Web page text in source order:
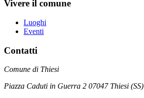
Vivere il comune
Luoghi
Eventi
Contatti
Comune di Thiesi
Piazza Caduti in Guerra 2 07047 Thiesi (SS)